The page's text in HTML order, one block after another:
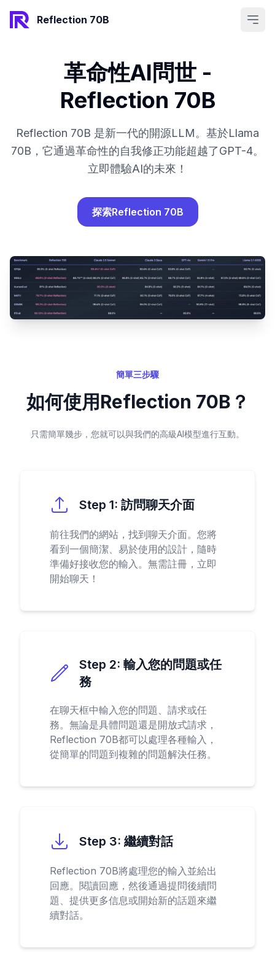
Reflection 70B Open
革命性AI問世 -
Reflection 70B
Reflection 70B 是新一代的開源LLM。基於Llama
70B，它通過革命性的自我修正功能超越了GPT-4。
立即體驗AI的未來！
探索Reflection 70B
簡單三步驟
如何使用Reflection 70B？
只需簡單幾步，您就可以與我們的高級AI模型進行互動。
Step 1: 訪問聊天介面
前往我們的網站，找到聊天介面。您將
看到一個簡潔、易於使用的設計，隨時
準備好接收您的輸入。無需註冊，立即
開始聊天！
Step 2: 輸入您的問題或任
務
在聊天框中輸入您的問題、請求或任
務。無論是具體問題還是開放式請求，
Reflection 70B都可以處理各種輸入，
從簡單的問題到複雜的問題解決任務。
Step 3: 繼續對話
Reflection 70B將處理您的輸入並給出
回應。閱讀回應，然後通過提問後續問
題、提供更多信息或開始新的話題來繼
續對話。